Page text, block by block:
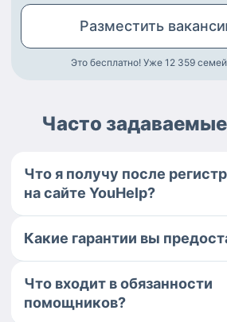
Разместить
Это бесплатно! Уже 12 359
Часто
Что я получу после
на сайте YouHelp?
Какие гарантии вы
Что входит в обязанности
помощников?